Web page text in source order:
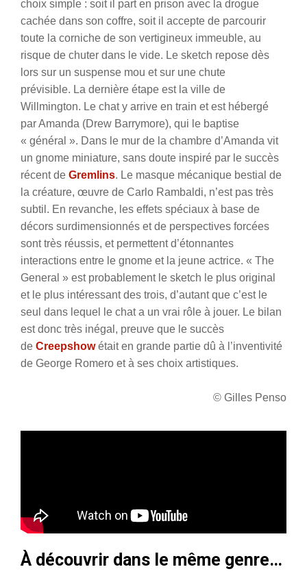
choix simple : soit il part en prison avec la drogue
cachée dans son coffre, soit il accepte de parcourir
toute la corniche de son vertigineux immeuble, au
risque de chuter dans le vide. Le sketch repose dès
lors sur un suspense mou et sur une chute
prévisible. La dernière étape est la ville de
Willmington. Le chat y arrive en train et est hébergé
par Amanda (Drew Barrymore), qui le baptise
« général ». Dans le mur de la chambre d’Amanda vit
un gnome miniature, sans doute inspiré par le succès
récent de Gremlins. Le masque mécanique bestial de
la créature, œuvre de Carlo Rambaldi, n’est pas très
subtil. En revanche, les effets spéciaux à base de
décors surdimensionnés et de perspectives forcées
sont très réussis, et permettent d’étonnantes
interactions entre le gnome et la jeune actrice. « The
General » est probablement le sketch le plus original
et le plus intéressant des trois, d’autant que c’est le
seul dans lequel le chat a un vrai rôle à jouer. Le bilan
est donc très inégal, preuve que le succès
de Creepshowétait en grande partie dû à l’inventivité
de George Romero et à ses choix artistiques.
© Gilles Penso
À découvrir dans le même genre…